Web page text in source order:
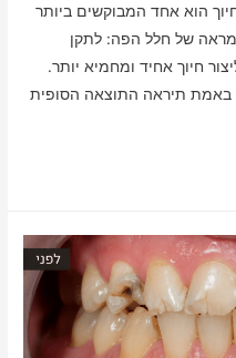
הוא אחד המבוקשים ביותר
של חלל הפה: לתקן
חיוך אחיד ומחמיא יותר.
באמת תיראה התוצאה הסופית